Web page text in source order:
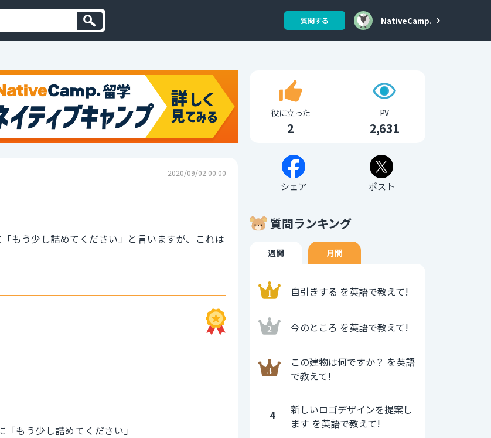
質問する NativeCamp.
2020/09/02 00:00
もう少し詰めてください」と言いますが、これは
もう少し詰めてください」
役に立った
2
PV
2,631
シェア ポスト
質問ランキング
週間 月間
自引きする を英語で教えて!
今のところ を英語で教えて!
この建物は何ですか？ を英語
で教えて!
4
新しいロゴデザインを提案し
ます を英語で教えて!